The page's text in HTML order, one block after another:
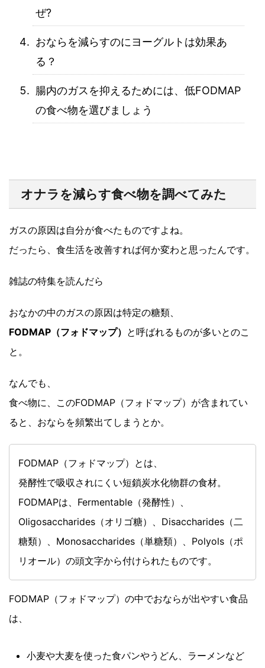
ぜ?
おならを減らすのにヨーグルトは効果あ
る？
腸内のガスを抑えるためには、低FODMAP
の食べ物を選びましょう
オナラを減らす食べ物を調べてみた
ガスの原因は自分が食べたものですよね。
だったら、食生活を改善すれば何か変わと思ったんです。
雑誌の特集を読んだら
おなかの中のガスの原因は特定の糖類、
FODMAP（フォドマップ） と呼ばれるものが多いとのこ
と。
なんでも、
食べ物に、このFODMAP（フォドマップ）が含まれてい
ると、おならを頻繁出てしまうとか。
FODMAP（フォドマップ）とは、
発酵性で吸収されにくい短鎖炭水化物群の食材。
FODMAPは、Fermentable（発酵性）、
Oligosaccharides（オリゴ糖）、Disaccharides（二
糖類）、Monosaccharides（単糖類）、Polyols（ポ
リオール）の頭文字から付けられたものです。
FODMAP（フォドマップ）の中でおならが出やすい食品
は、
小麦や大麦を使った食パンやうどん、ラーメンなど